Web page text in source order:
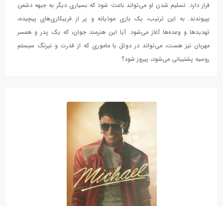
قرار دارد. تسلیم شدن او می‌تواند باعث شود که بسیاری دیگر به جبهه دشمن
بپیوندند. به این ترتیب، یک بازی موذیانه و پر از فریبکاری‌های پیچیده،
تهدیدها و وعده‌ها آغاز می‌شود. آیا این هنرمند جوان، که یک پدر و همسر
مهربان نیز هست، می‌تواند در دوئل با ماموری که از قدرت و نیرنگ سیستم
روسیه پشتیبانی می‌شود، پیروز شود؟